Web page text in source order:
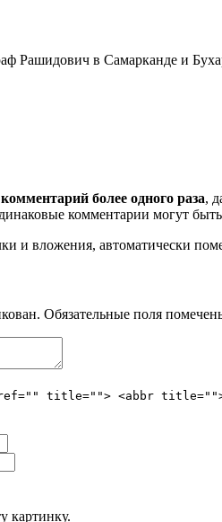
Рашидович в Самарканде и
более одного раза,
комментарии могут
и вложения, автоматически
Обязательные поля
title=""> <abbr title="">
картинку.